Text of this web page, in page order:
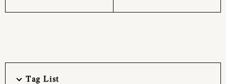
Tag List